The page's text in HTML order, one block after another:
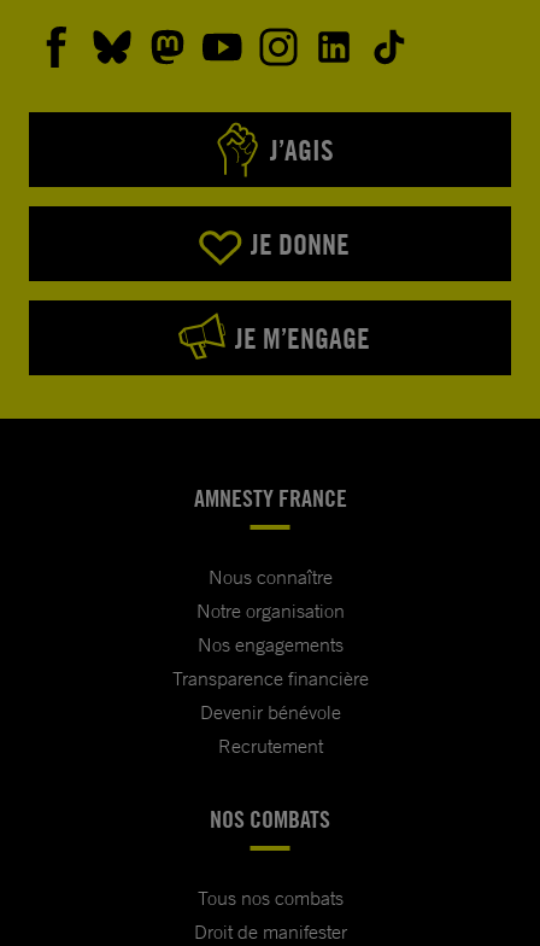
J’AGIS
JE DONNE
JE M’ENGAGE
AMNESTY FRANCE
Nous connaître
Notre organisation
Nos engagements
Transparence financière
Devenir bénévole
Recrutement
NOS COMBATS
Tous nos combats
Droit de manifester